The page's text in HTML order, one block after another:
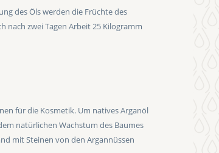
des Öls werden die Früchte des
nach zwei Tagen Arbeit 25 Kilogramm
für die Kosmetik. Um natives Arganöl
natürlichen Wachstum des Baumes
mit Steinen von den Argannüssen